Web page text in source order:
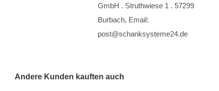
GmbH . Struthwiese 1 . 57299
Burbach, Email:
post@schanksysteme24.de
Andere Kunden kauften auch